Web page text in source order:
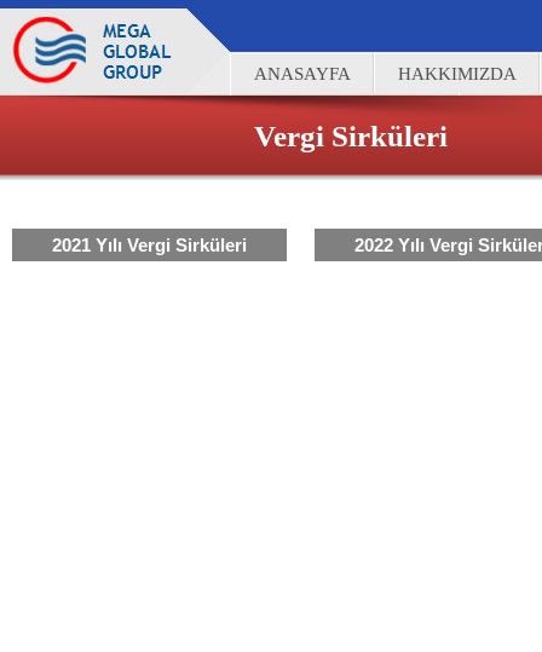
ANASAYFA HAKKIMIZDA
İNSAN KAYNAKLARI
Vergi Sirküleri
2021 Yılı Vergi Sirküleri 2022 Yılı Vergi